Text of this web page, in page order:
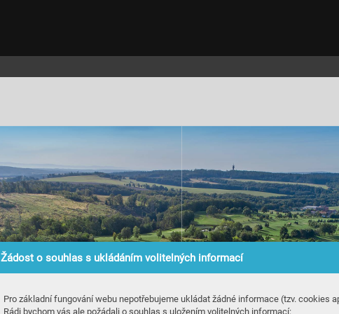
Žádost o souhlas s ukládáním volitelných informací
Pro základní fungování webu nepotřebujeme ukládat žádné informace (tzv. cookies
Rádi bychom vás ale požádali o souhlas s uložením volitelných informací: